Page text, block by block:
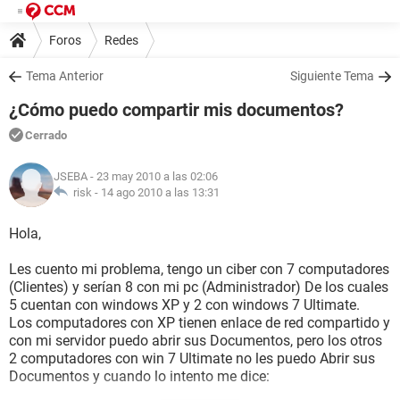
Foros Redes
Tema Anterior Siguiente Tema
¿Cómo puedo compartir mis documentos?
Cerrado
JSEBA - 23 may 2010 a las 02:06
risk - 14 ago 2010 a las 13:31
Hola,
Les cuento mi problema, tengo un ciber con 7 computadores
(Clientes) y serían 8 con mi pc (Administrador) De los cuales
5 cuentan con windows XP y 2 con windows 7 Ultimate.
Los computadores con XP tienen enlace de red compartido y
con mi servidor puedo abrir sus Documentos, pero los otros
2 computadores con win 7 Ultimate no les puedo Abrir sus
Documentos y cuando lo intento me dice: